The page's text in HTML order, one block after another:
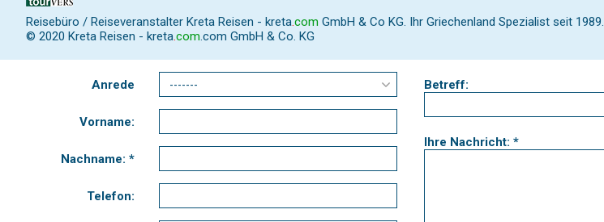
Reisebüro / Reiseveranstalter Kreta Reisen - kreta.com GmbH & Co KG. Ihr Griechenland Spezialist seit 1989.
© 2020 Kreta Reisen - kreta.com.com GmbH & Co. KG
Anrede
Vorname:
Nachname: *
Telefon:
Betreff:
Ihre Nachricht: *